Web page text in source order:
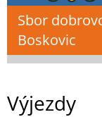
Sbor
Boskovic
Výjezdy